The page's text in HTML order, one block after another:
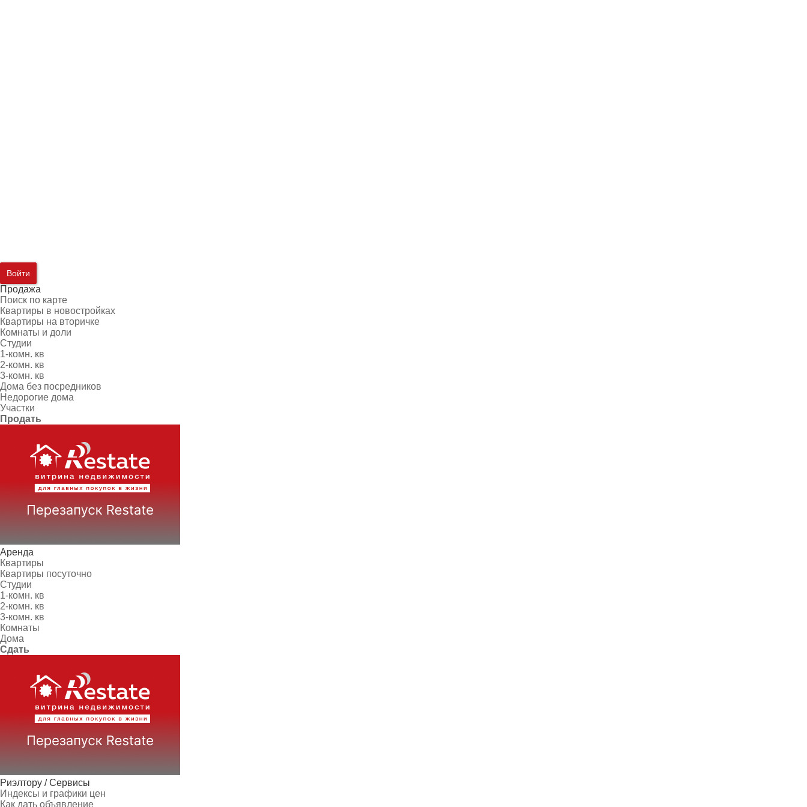
Войти
Продажа
Поиск по карте
Квартиры в новостройках
Квартиры на вторичке
Комнаты и доли
Студии
1-комн. кв
2-комн. кв
3-комн. кв
Дома без посредников
Недорогие дома
Участки
Продать
Аренда
Квартиры
Квартиры посуточно
Студии
1-комн. кв
2-комн. кв
3-комн. кв
Комнаты
Дома
Сдать
Риэлтору / Сервисы
Индексы и графики цен
Как дать объявление